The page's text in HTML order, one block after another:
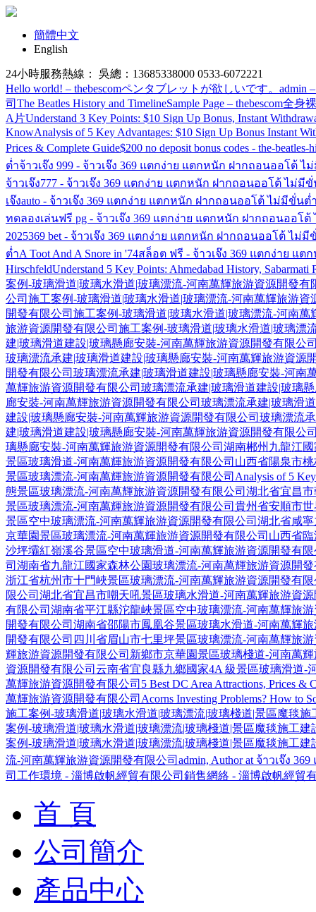
簡體中文
English
24小時服務熱線： 吳總：13685338000 0533-6072221
Hello world! – thebescomペンタブレットが欲しいです。 admin
司 The Beatles History and TimelineSample Page – thebescom全身
A片Understand 3 Key Points: $10 Sign Up Bonus, Instant
KnowAnalysis of 5 Key Advantages: $10 Sign Up Bonus Instant
Prices & Complete Guide$200 no deposit bonus codes - the-beatles-
ต่ำจ้าวเจ๊ง 999 - จ้าวเจ๊ง 369 แตกง่าย แตกหนัก ฝากถอนออโต้ ไ
จ้าวเจ๊ง777 - จ้าวเจ๊ง 369 แตกง่าย แตกหนัก ฝากถอนออโต้ ไม่มี
เจ๊งauto - จ้าวเจ๊ง 369 แตกง่าย แตกหนัก ฝากถอนออโต้ ไม่มีขั่นต่
ทดลองเล่นฟรี pg - จ้าวเจ๊ง 369 แตกง่าย แตกหนัก ฝากถอนออโ
2025369 bet - จ้าวเจ๊ง 369 แตกง่าย แตกหนัก ฝากถอนออโต้ ไม่มี
ต่ำA Toot And A Snore in '74สล็อต ฟรี - จ้าวเจ๊ง 369 แตกง่าย แ
HirschfeldUnderstand 5 Key Points: Ahmedabad History, Sabarmati
案例-玻璃滑道|玻璃水滑道|玻璃漂流-河南萬輝旅游資源開發有
公司 施工案例-玻璃滑道|玻璃水滑道|玻璃漂流-河南萬輝旅游資
開發有限公司 施工案例-玻璃滑道|玻璃水滑道|玻璃漂流-河南萬
旅游資源開發有限公司 施工案例-玻璃滑道|玻璃水滑道|玻璃漂
建|玻璃滑道建設|玻璃懸廊安裝-河南萬輝旅游資源開發有限公
玻璃漂流承建|玻璃滑道建設|玻璃懸廊安裝-河南萬輝旅游資源
開發有限公司 玻璃漂流承建|玻璃滑道建設|玻璃懸廊安裝-河南
萬輝旅游資源開發有限公司 玻璃漂流承建|玻璃滑道建設|玻璃
廊安裝-河南萬輝旅游資源開發有限公司 玻璃漂流承建|玻璃滑
建設|玻璃懸廊安裝-河南萬輝旅游資源開發有限公司 玻璃漂流
建|玻璃滑道建設|玻璃懸廊安裝-河南萬輝旅游資源開發有限公
璃懸廊安裝-河南萬輝旅游資源開發有限公司 湖南郴州九龍江
景區玻璃滑道-河南萬輝旅游資源開發有限公司 山西省陽泉市
景區玻璃漂流-河南萬輝旅游資源開發有限公司 Analysis of 5
態景區玻璃漂流-河南萬輝旅游資源開發有限公司 湖北省宜昌
景區玻璃漂流-河南萬輝旅游資源開發有限公司 貴州省安順市
景區空中玻璃漂流-河南萬輝旅游資源開發有限公司 湖北省咸
京華園景區玻璃漂流-河南萬輝旅游資源開發有限公司 山西省
沙坪壩紅嶺溪谷景區空中玻璃滑道-河南萬輝旅游資源開發有
司 湖南省九龍江國家森林公園玻璃漂流-河南萬輝旅游資源開
浙江省杭州市十門峽景區玻璃漂流-河南萬輝旅游資源開發有
限公司 湖北省宜昌市嘲天吼景區玻璃水滑道-河南萬輝旅游資
有限公司 湖南省平江縣沱龍峽景區空中玻璃漂流-河南萬輝旅
開發有限公司 湖南省邵陽市鳳凰谷景區玻璃水滑道-河南萬輝
開發有限公司 四川省眉山市七里坪景區玻璃漂流-河南萬輝旅
輝旅游資源開發有限公司 新鄉市京華園景區玻璃棧道-河南萬
資源開發有限公司 云南省宜良縣九鄉國家4A 級景區玻璃滑道-
萬輝旅游資源開發有限公司 5 Best DC Area Attractions, Prices &
萬輝旅游資源開發有限公司 Acorns Investing Problems? How to
施工案例-玻璃滑道|玻璃水滑道|玻璃漂流|玻璃棧道|景區魔毯
案例-玻璃滑道|玻璃水滑道|玻璃漂流|玻璃棧道|景區魔毯施工
案例-玻璃滑道|玻璃水滑道|玻璃漂流|玻璃棧道|景區魔毯施工
流-河南萬輝旅游資源開發有限公司 admin, Author at จ้าวเจ๊ง
司 工作環境 - 淄博啟帆經貿有限公司 銷售網絡 - 淄博啟帆經貿
首 頁
公司簡介
產品中心